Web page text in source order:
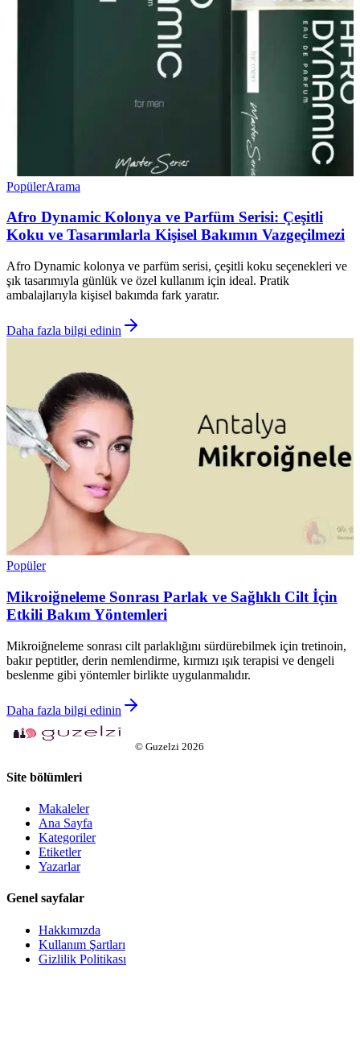
PopülerArama
Afro Dynamic Kolonya ve Parfüm Serisi: Çeşitli
Koku ve Tasarımlarla Kişisel Bakımın Vazgeçilmezi
Afro Dynamic kolonya ve parfüm serisi, çeşitli koku seçenekleri ve
şık tasarımıyla günlük ve özel kullanım için ideal. Pratik
ambalajlarıyla kişisel bakımda fark yaratır.
Daha fazla bilgi edinin
Popüler
Mikroiğneleme Sonrası Parlak ve Sağlıklı Cilt İçin
Etkili Bakım Yöntemleri
Mikroiğneleme sonrası cilt parlaklığını sürdürebilmek için tretinoin,
bakır peptitler, derin nemlendirme, kırmızı ışık terapisi ve dengeli
beslenme gibi yöntemler birlikte uygulanmalıdır.
Daha fazla bilgi edinin
© Guzelzi 2026
Site bölümleri
Makaleler
Ana Sayfa
Kategoriler
Etiketler
Yazarlar
Genel sayfalar
Hakkımızda
Kullanım Şartları
Gizlilik Politikası